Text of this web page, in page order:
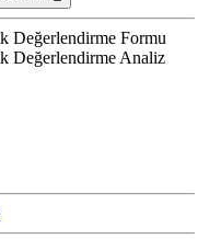
Değerlendirme Formu
Değerlendirme Analiz